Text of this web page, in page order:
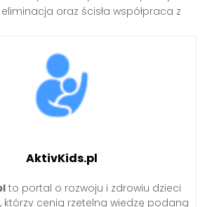
oraz ścisła współpraca z
AktivKids.pl
to portal o rozwoju i zdrowiu dzieci
którzy cenią rzetelną wiedzę podaną